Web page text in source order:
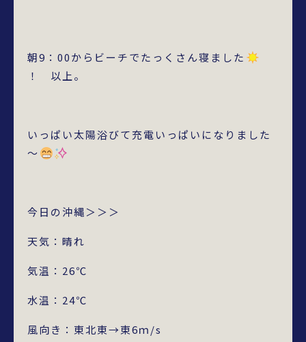
朝9：00からビーチでたっくさん寝ました
！ 以上。
いっぱい太陽浴びて充電いっぱいになりました
～
今日の沖縄＞＞＞
天気：晴れ
気温：26℃
水温：24℃
風向き：東北東→東6ｍ/s